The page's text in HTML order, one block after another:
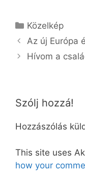
Kategória
Közelkép
Az új Európa
Hívom a
Szólj hozzá!
Hozzászólás
This site uses
how your